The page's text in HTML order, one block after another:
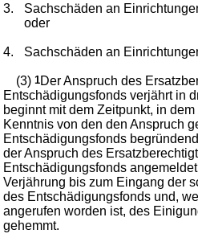
3.
Sachschäden an
oder
4. Sachschäden an
(3)1Der Anspruch des
Entschädigungsfonds verjährt in
beginnt mit dem Zeitpunkt, in
Kenntnis von den den Anspruch
Entschädigungsfonds
der Anspruch des
Entschädigungsfonds
Verjährung bis zum Eingang der
des Entschädigungsfonds und,
angerufen worden ist, des
gehemmt.